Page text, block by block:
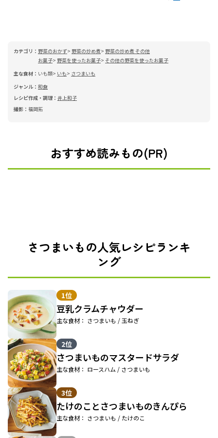
カテゴリ： 野菜のおかず 野菜の炒め煮
野菜の炒め煮 その他
お菓子
野菜を使ったお菓子 その他の野菜を使ったお菓子
主な食材： いも類 いも
さつまいも
ジャンル： 和食
レシピ作成・調理： 井上和子
撮影： 福岡拓
おすすめ読みもの(PR)
さつまいもの人気レシピランキ
ング
1位
豆乳クラムチャウダー
主な食材： さつまいも / 玉ねぎ
2位
さつまいものマスタードサラダ
主な食材： ロースハム / さつまいも
3位
たけのことさつまいものきんぴら
主な食材： さつまいも / たけのこ